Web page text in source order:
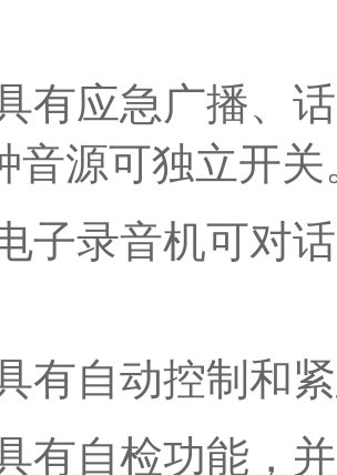
急广播、话
音源可独立开关
音机可对话
动控制和紧
检功能，并